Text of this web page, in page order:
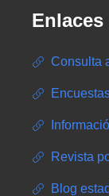
Enlaces
Consulta
Revista
Blog